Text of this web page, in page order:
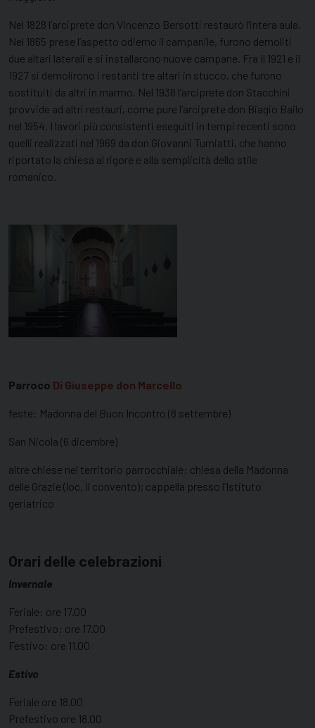
Nel 1828 l’arciprete don Vincenzo Bersotti restaurò l’intera aula.
Nel 1865 prese l’aspetto odierno il campanile, furono demoliti
due altari laterali e si installarono nuove campane. Fra il 1921 e il
1927 si demolirono i restanti tre altari in stucco, che furono
sostituiti da altri in marmo. Nel 1938 l’arciprete don Stacchini
provvide ad altri restauri, come pure l’arciprete don Biagio Bailo
nel 1954. I lavori più consistenti eseguiti in tempi recenti sono
quelli realizzati nel 1969 da don Giovanni Tumiatti, che hanno
riportato la chiesa al rigore e alla semplicità dello stile
romanico.
Parroco Di Giuseppe don Marcello
feste: Madonna del Buon Incontro (8 settembre)
San Nicola (6 dicembre)
altre chiese nel territorio parrocchiale: chiesa della Madonna
delle Grazie (loc. il convento); cappella presso l’Istituto
geriatrico
Orari delle celebrazioni
Invernale
Feriale: ore 17.00
Prefestivo: ore 17.00
Festivo: ore 11.00
Estivo
Feriale ore 18.00
Prefestivo ore 18.00